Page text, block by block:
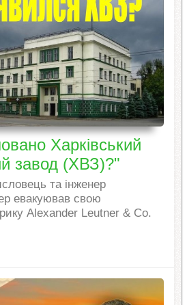
Харківський
завод (ХВЗ)?"
та інженер
евакуював свою
Alexander Leutner & Co.